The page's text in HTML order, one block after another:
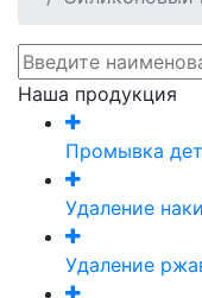
Наша продукция
Промывка
Удаление
Удаление